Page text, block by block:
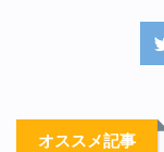
オススメ記事